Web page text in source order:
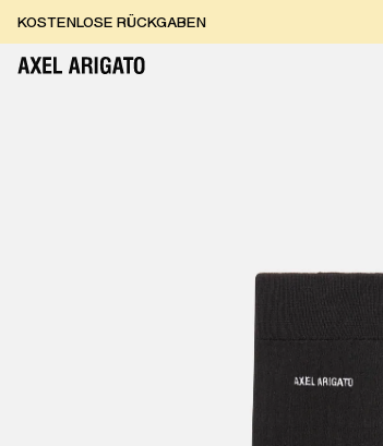
Zum Inhalt springen
KOSTENLOSE RÜCKGABEN
KOSTENLOSE EXPRESSLIEFERUNG